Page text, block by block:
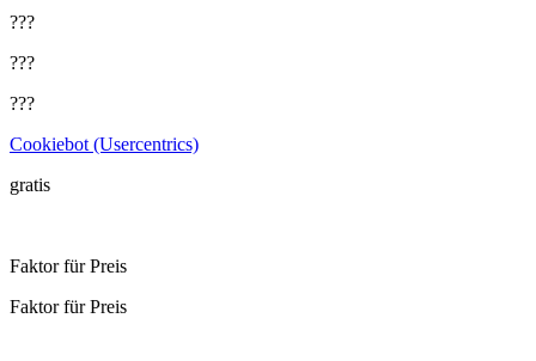
???
???
???
Cookiebot (Usercentrics)
gratis
Faktor für Preis
Faktor für Preis